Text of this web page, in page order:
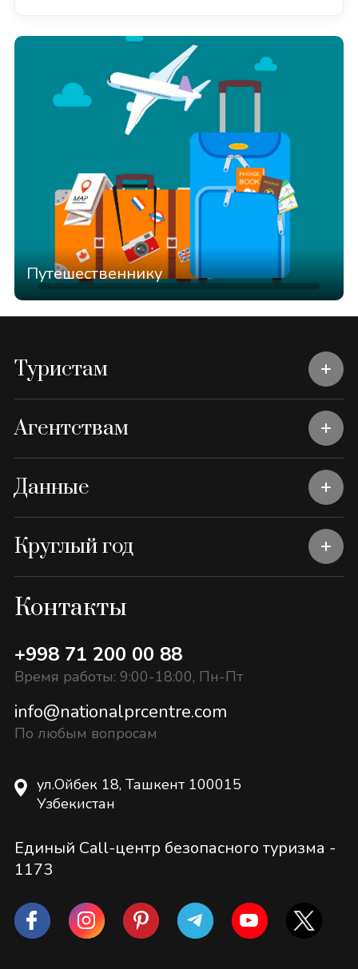
Путешественнику
Туристам
Агентствам
Данные
Круглый год
Контакты
+998 71 200 00 88
Время работы: 9:00-18:00, Пн-Пт
info@nationalprcentre.com
По любым вопросам
ул.Ойбек 18, Ташкент 100015
Узбекистан
Единый Call-центр безопасного туризма -
1173